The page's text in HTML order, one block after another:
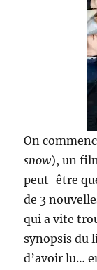
On
snow), un
peut-être
de 3
qui a vite
synopsis du
d’avoir lu…